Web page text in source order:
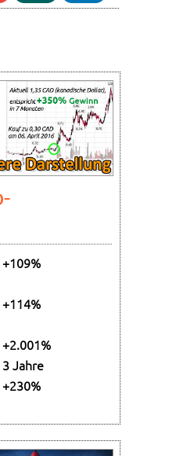
+109%
+114%
+2.001%
3 Jahre
+230%